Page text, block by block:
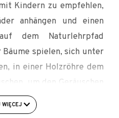
Kindern zu empfehlen,
anhängen und einen
dem Naturlehrpfad
Bäume spielen, sich unter
in einer Holzröhre dem
um den Geräuschen